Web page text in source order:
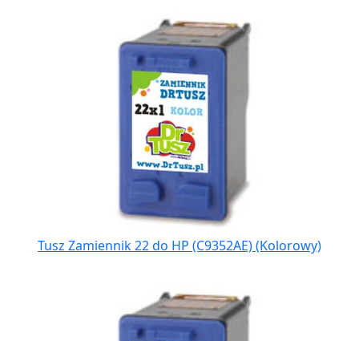
Tusz Zamiennik 22 do HP (C9352AE) (Kolorowy)